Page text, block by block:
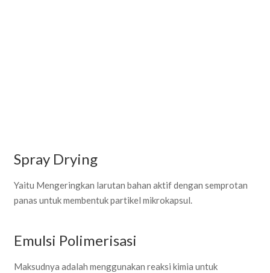
Spray Drying
Yaitu Mengeringkan larutan bahan aktif dengan semprotan
panas untuk membentuk partikel mikrokapsul.
Emulsi Polimerisasi
Maksudnya adalah menggunakan reaksi kimia untuk